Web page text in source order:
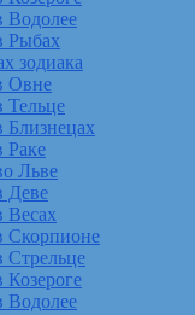
Водолее
Рыбах
зодиака
Овне
Тельце
Близнецах
Раке
Льве
Деве
Весах
Скорпионе
Стрельце
Водолее